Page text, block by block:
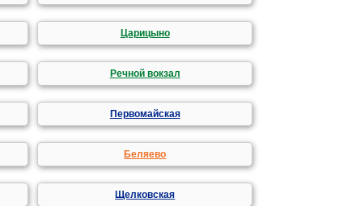
Царицыно
Речной вокзал
Первомайская
Беляево
Щелковская